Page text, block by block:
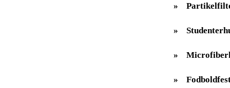
»
»
»
»